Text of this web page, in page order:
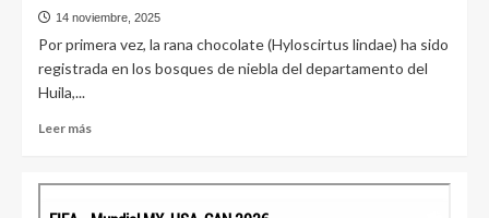
14 noviembre, 2025
Por primera vez, la rana chocolate (Hyloscirtus lindae) ha sido
registrada en los bosques de niebla del departamento del
Huila,...
Leer más